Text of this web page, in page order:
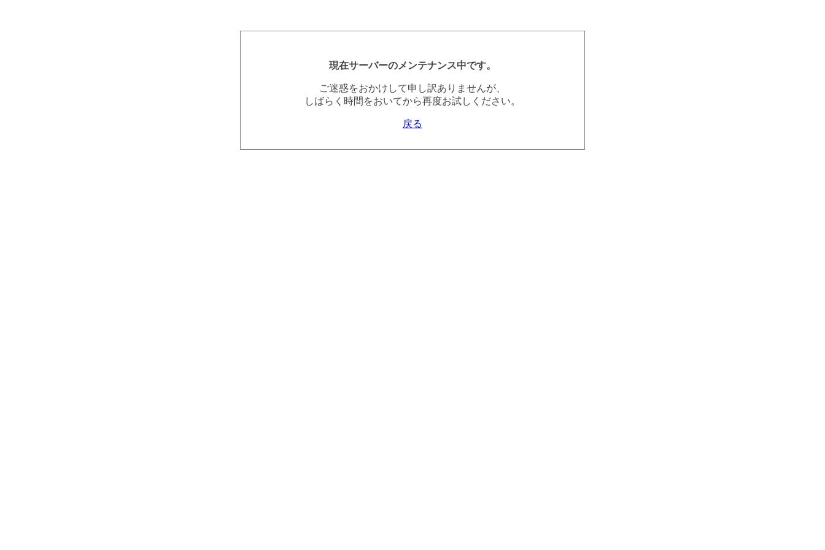
現在サーバーのメンテナンス中です。
ご迷惑をおかけして申し訳ありませんが、
しばらく時間をおいてから再度お試しください。
戻る